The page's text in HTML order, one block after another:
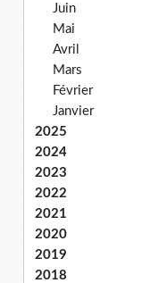
Juin
Mai
Avril
Mars
Février
Janvier
2025
2024
2023
2022
2021
2020
2019
2018